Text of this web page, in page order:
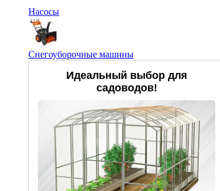
Насосы
Снегоуборочные машины
Идеальный выбор для
садоводов!